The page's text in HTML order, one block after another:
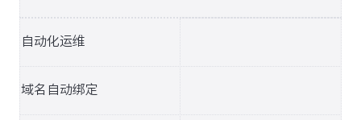
自动化运维
域名自动绑定